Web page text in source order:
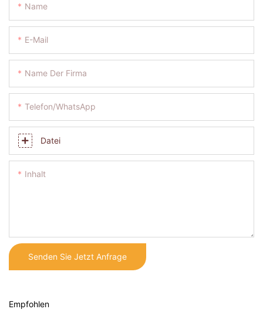
Name
E-Mail
Name Der Firma
Telefon/WhatsApp
Datei
Inhalt
Senden Sie Jetzt Anfrage
Empfohlen